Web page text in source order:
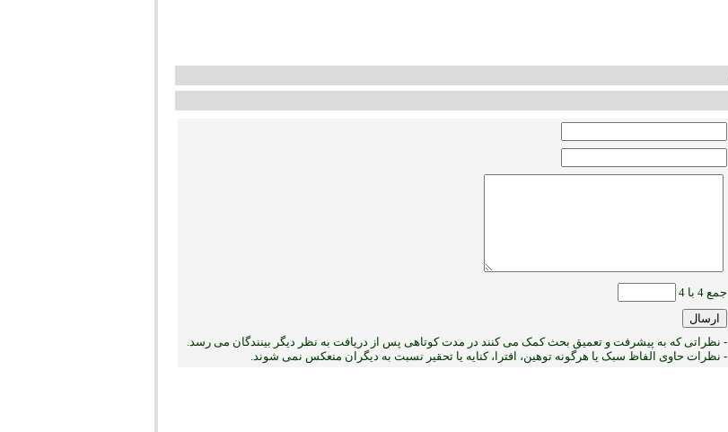
جمع 4 با 4
- نظراتی که به پیشرفت و تعمیق بحث کمک می کنند در مدت کوتاهی پس از دریافت به نظر دیگر بینندگان می رسد.
- نظرات حاوی الفاظ سبک یا هرگونه توهین، افترا، کنایه یا تحقیر نسبت به دیگران منعکس نمی ‏شوند.